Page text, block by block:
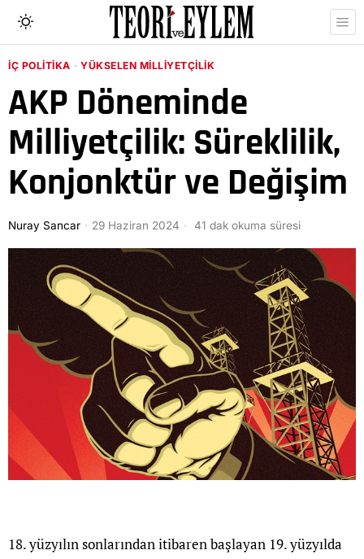
İÇ POLITIKA · YÜKSELEN MILLIYETÇILIK
AKP Döneminde
Milliyetçilik: Süreklilik,
Konjonktür ve Değişim
Nuray Sancar 29 Haziran 2024 41 dak okuma süresi
18. yüzyılın sonlarından itibaren başlayan 19. yüzyılda